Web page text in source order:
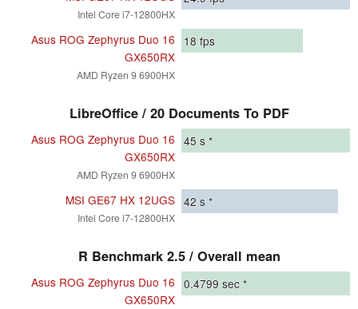
Intel Core i7-12800HX
Asus ROG Zephyrus Duo 16
GX650RX
AMD Ryzen 9 6900HX
18fps
LibreOffice / 20 Documents To PDF
Asus ROG Zephyrus Duo 16
GX650RX
AMD Ryzen 9 6900HX
45 s *
MSI GE67 HX 12UGS
Intel Core i7-12800HX
42 s *
R Benchmark 2.5 / Overall mean
Asus ROG Zephyrus Duo 16
GX650RX
0.4799 sec *